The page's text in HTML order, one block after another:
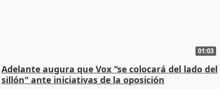
01:03
Adelante augura que Vox "se colocará del lado del
sillón" ante iniciativas de la oposición